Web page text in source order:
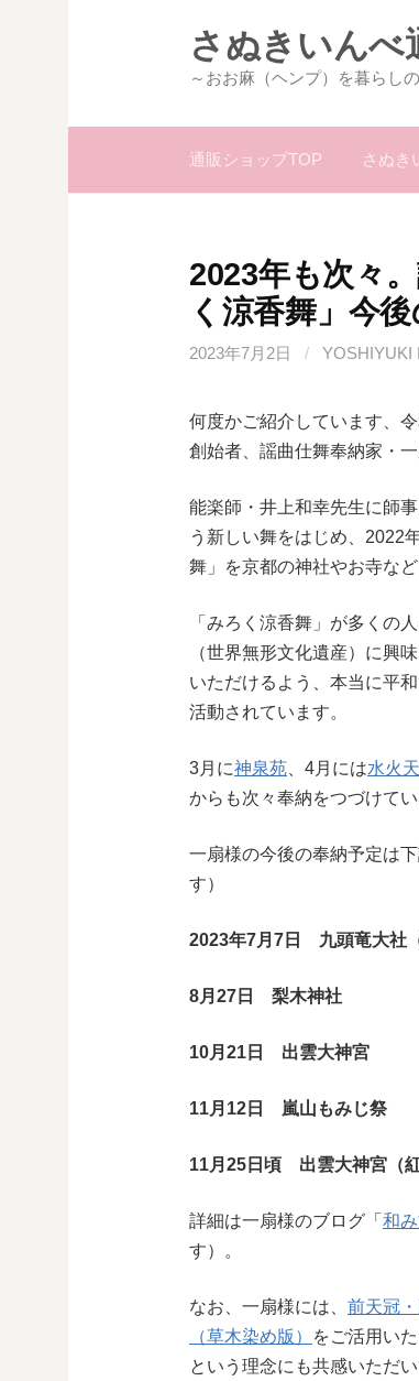
ツ
ス
さぬきいんべ
～おお麻（ヘンプ）を暮らし
通販ショップTOP さぬき
2023年も次々
く涼香舞」今
2023年7月2日 / YOSHIYUKI
何度かご紹介しています、
創始者、謡曲仕舞奉納家・一
能楽師・井上和幸先生に師
う新しい舞をはじめ、2022
舞」を京都の神社やお寺な
「みろく涼香舞」が多くの
（世界無形文化遺産）に興
いただけるよう、本当に平
活動されています。
3月に神泉苑 、4月には水火
からも次々奉納をつづけてい
一扇様の今後の奉納予定は
す）
2023年7月7日 九頭竜大社
8月27日 梨木神社
10月21日 出雲大神宮
11月12日 嵐山もみじ祭
11月25日頃 出雲大神宮（紅
詳細は一扇様のブログ「 和
す）。
なお、一扇様には、 前天冠
（草木染め版）
をご活用い
という理念にも共感いただい